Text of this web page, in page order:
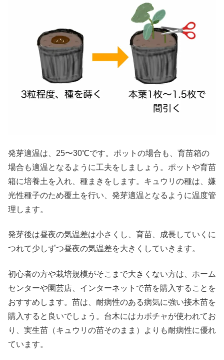
発芽適温は、25〜30℃です。ポットの場合も、育苗箱の
場合も適温となるように工夫をしましょう。ポットや育苗
箱に培養土を入れ、種まきをします。キュウリの種は、嫌
光性種子のため覆土を行い、発芽適温となるように温度管
理します。
発芽後は昼夜の気温差は小さくし、育苗、成長していくに
つれて少しずつ昼夜の気温差を大きくしていきます。
初心者の方や栽培規模がそこまで大きくない方は、ホーム
センターや園芸店、インターネットで苗を購入することを
おすすめします。苗は、耐病性のある病気に強い接木苗を
購入すると良いでしょう。台木にはカボチャが使われてお
り、実生苗（キュウリの苗そのまま）よりも耐病性に優れ
ています。